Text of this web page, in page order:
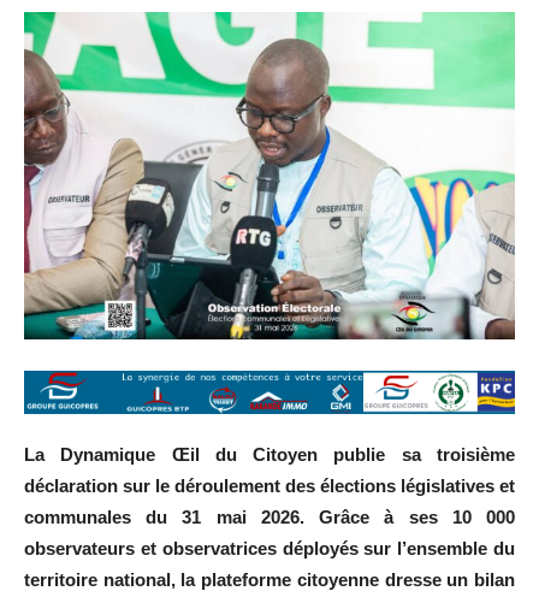
La Dynamique Œil du Citoyen publie sa troisième
déclaration sur le déroulement des élections législatives et
communales du 31 mai 2026. Grâce à ses 10 000
observateurs et observatrices déployés sur l’ensemble du
territoire national, la plateforme citoyenne dresse un bilan